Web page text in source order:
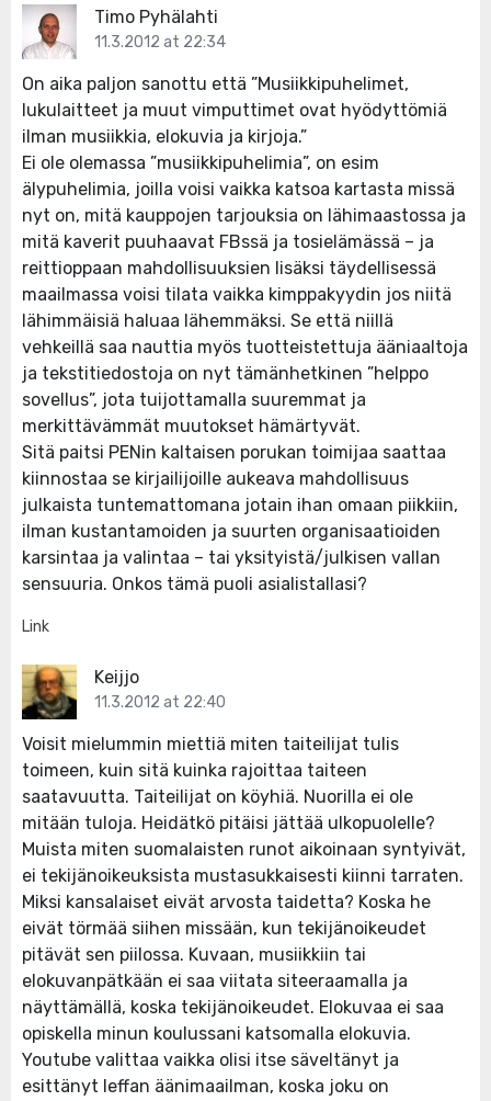
Timo Pyhälahti
11.3.2012 at 22:34
On aika paljon sanottu että ”Musiikkipuhelimet,
lukulaitteet ja muut vimputtimet ovat hyödyttömiä
ilman musiikkia, elokuvia ja kirjoja.”
Ei ole olemassa ”musiikkipuhelimia”, on esim
älypuhelimia, joilla voisi vaikka katsoa kartasta missä
nyt on, mitä kauppojen tarjouksia on lähimaastossa ja
mitä kaverit puuhaavat FBssä ja tosielämässä – ja
reittioppaan mahdollisuuksien lisäksi täydellisessä
maailmassa voisi tilata vaikka kimppakyydin jos niitä
lähimmäisiä haluaa lähemmäksi. Se että niillä
vehkeillä saa nauttia myös tuotteistettuja ääniaaltoja
ja tekstitiedostoja on nyt tämänhetkinen ”helppo
sovellus”, jota tuijottamalla suuremmat ja
merkittävämmät muutokset hämärtyvät.
Sitä paitsi PENin kaltaisen porukan toimijaa saattaa
kiinnostaa se kirjailijoille aukeava mahdollisuus
julkaista tuntemattomana jotain ihan omaan piikkiin,
ilman kustantamoiden ja suurten organisaatioiden
karsintaa ja valintaa – tai yksityistä/julkisen vallan
sensuuria. Onkos tämä puoli asialistallasi?
Link
Keijjo
11.3.2012 at 22:40
Voisit mielummin miettiä miten taiteilijat tulis
toimeen, kuin sitä kuinka rajoittaa taiteen
saatavuutta. Taiteilijat on köyhiä. Nuorilla ei ole
mitään tuloja. Heidätkö pitäisi jättää ulkopuolelle?
Muista miten suomalaisten runot aikoinaan syntyivät,
ei tekijänoikeuksista mustasukkaisesti kiinni tarraten.
Miksi kansalaiset eivät arvosta taidetta? Koska he
eivät törmää siihen missään, kun tekijänoikeudet
pitävät sen piilossa. Kuvaan, musiikkiin tai
elokuvanpätkään ei saa viitata siteeraamalla ja
näyttämällä, koska tekijänoikeudet. Elokuvaa ei saa
opiskella minun koulussani katsomalla elokuvia.
Youtube valittaa vaikka olisi itse säveltänyt ja
esittänyt leffan äänimaailman, koska joku on